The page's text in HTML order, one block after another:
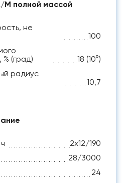
М полной массой
не
100
(град)
18 (10°)
радиус
10,7
2х12/190
28/3000
24